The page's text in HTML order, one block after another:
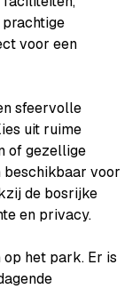
voor een
sfeervolle
uit ruime
of gezellige
beschikbaar voor
de bosrijke
en privacy.
het park. Er is